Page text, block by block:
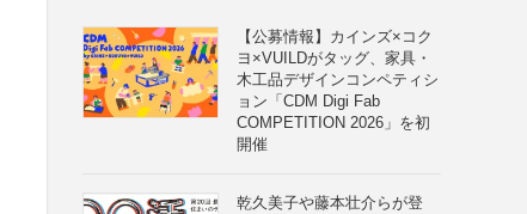
【公募情報】カインズ×コク
ヨ×VUILDがタッグ、家具・
木工品デザインコンペティシ
ョン「CDM Digi Fab
COMPETITION 2026」を初
開催
乾久美子や藤本壮介らが登